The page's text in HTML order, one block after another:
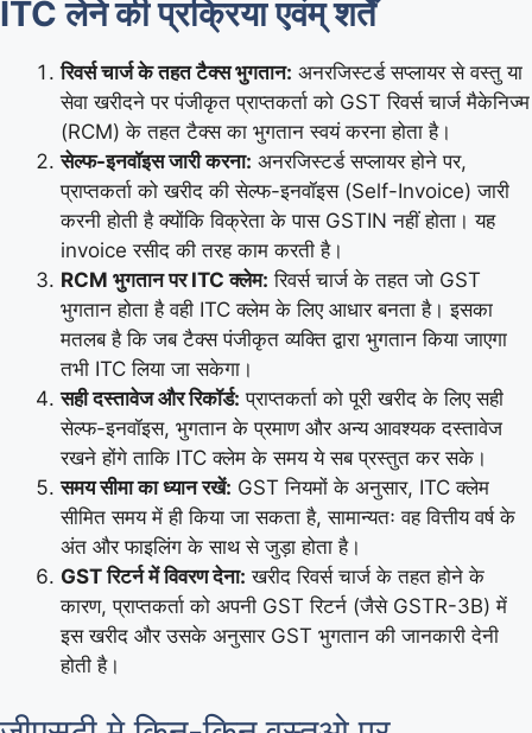
ITC लेने की प्रक्रिया एवंम् शर्तें
रिवर्स चार्ज के तहत टैक्स भुगतान: अनरजिस्टर्ड सप्लायर से वस्तु या
सेवा खरीदने पर पंजीकृत प्राप्तकर्ता को GST रिवर्स चार्ज मैकेनिज्म
(RCM) के तहत टैक्स का भुगतान स्वयं करना होता है।
सेल्फ-इनवॉइस जारी करना: अनरजिस्टर्ड सप्लायर होने पर,
प्राप्तकर्ता को खरीद की सेल्फ-इनवॉइस (Self-Invoice) जारी
करनी होती है क्योंकि विक्रेता के पास GSTIN नहीं होता। यह
invoice रसीद की तरह काम करती है।
RCM भुगतान पर ITC क्लेम: रिवर्स चार्ज के तहत जो GST
भुगतान होता है वही ITC क्लेम के लिए आधार बनता है। इसका
मतलब है कि जब टैक्स पंजीकृत व्यक्ति द्वारा भुगतान किया जाएगा
तभी ITC लिया जा सकेगा।
सही दस्तावेज और रिकॉर्ड: प्राप्तकर्ता को पूरी खरीद के लिए सही
सेल्फ-इनवॉइस, भुगतान के प्रमाण और अन्य आवश्यक दस्तावेज
रखने होंगे ताकि ITC क्लेम के समय ये सब प्रस्तुत कर सके।
समय सीमा का ध्यान रखें: GST नियमों के अनुसार, ITC क्लेम
सीमित समय में ही किया जा सकता है, सामान्यतः वह वित्तीय वर्ष के
अंत और फाइलिंग के साथ से जुड़ा होता है।
GSTरिटर्न में विवरण देना: खरीद रिवर्स चार्ज के तहत होने के
कारण, प्राप्तकर्ता को अपनी GST रिटर्न (जैसे GSTR-3B) में
इस खरीद और उसके अनुसार GST भुगतान की जानकारी देनी
होती है।